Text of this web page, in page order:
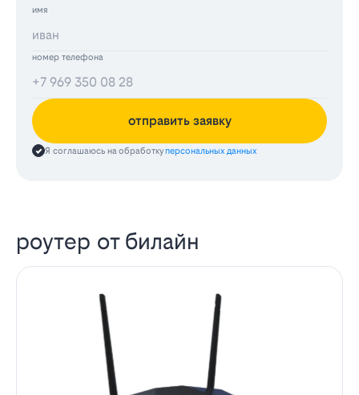
имя
номер телефона
отправить заявку
Я соглашаюсь на обработкуперсональных данных
роутер от билайн